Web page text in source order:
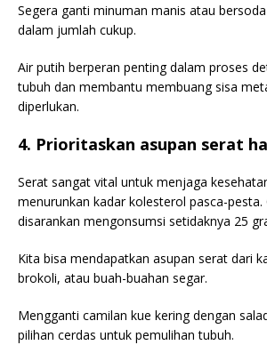
Segera ganti minuman manis atau
dalam jumlah cukup.
Air putih berperan penting dalam proses
tubuh dan membantu membuang sisa
diperlukan.
4. Prioritaskan asupan serat
Serat sangat vital untuk menjaga
menurunkan kadar kolesterol pasca-pesta.
disarankan mengonsumsi setidaknya 25
Kita bisa mendapatkan asupan serat dari
brokoli, atau buah-buahan segar.
Mengganti camilan kue kering dengan
pilihan cerdas untuk pemulihan tubuh.